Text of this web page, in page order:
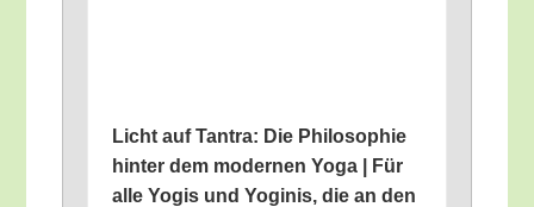
Licht auf Tan­tra: Die Phi­lo­so­phie
hin­ter dem moder­nen Yoga | Für
alle Yogis und Yog­i­n­is, die an den